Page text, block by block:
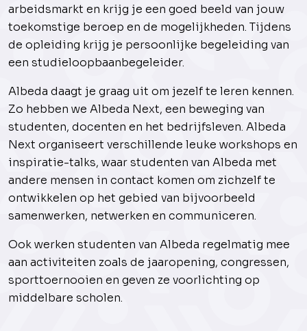
arbeidsmarkt en krijg je een goed beeld van jouw
toekomstige beroep en de mogelijkheden. Tijdens
de opleiding krijg je persoonlijke begeleiding van
een studieloopbaanbegeleider.
Albeda daagt je graag uit om jezelf te leren kennen.
Zo hebben we Albeda Next, een beweging van
studenten, docenten en het bedrijfsleven. Albeda
Next organiseert verschillende leuke workshops en
inspiratie-talks, waar studenten van Albeda met
andere mensen in contact komen om zichzelf te
ontwikkelen op het gebied van bijvoorbeeld
samenwerken, netwerken en communiceren.
Ook werken studenten van Albeda regelmatig mee
aan activiteiten zoals de jaaropening, congressen,
sporttoernooien en geven ze voorlichting op
middelbare scholen.